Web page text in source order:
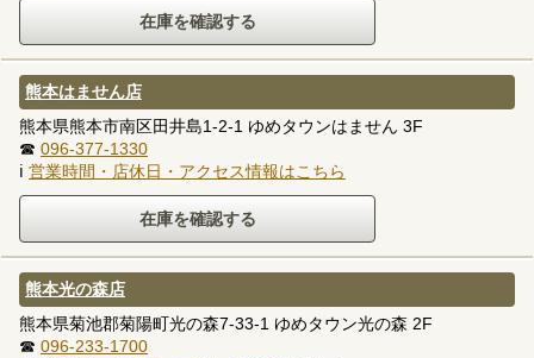
熊本はません店
熊本県熊本市南区田井島1-2-1 ゆめタウンはません 3F
☎ 096-377-1330
ℹ 営業時間・店休日・アクセス情報はこちら
熊本光の森店
熊本県菊池郡菊陽町光の森7-33-1 ゆめタウン光の森 2F
☎ 096-233-1700